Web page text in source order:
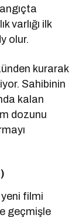
varlığı ilk
olur.
kurarak
Sahibinin
kalan
dozunu
filmi
geçmişle